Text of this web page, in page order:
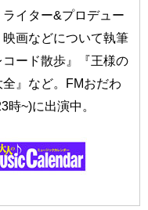
イター&プロデュー
画などについて執筆
ード散歩』『王様の
』など。FMおだわ
~)に出演中。